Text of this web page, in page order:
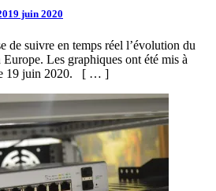
19 juin 2020
de suivre en temps réel l’évolution du
Les graphiques ont été mis à
19 juin 2020. [ … ]